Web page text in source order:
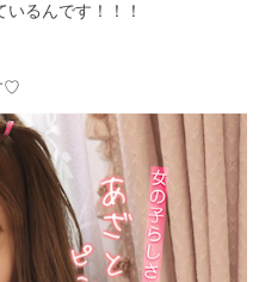
るんです！！！
♡